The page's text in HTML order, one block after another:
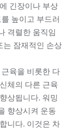
긴장이나 부상
높이고 부드러
격렬한 움직임
는 잠재적인 손상
육을 비롯한 다
체의 다른 근육
상됩니다. 워밍
향상시켜 운동
니다. 이것은 차